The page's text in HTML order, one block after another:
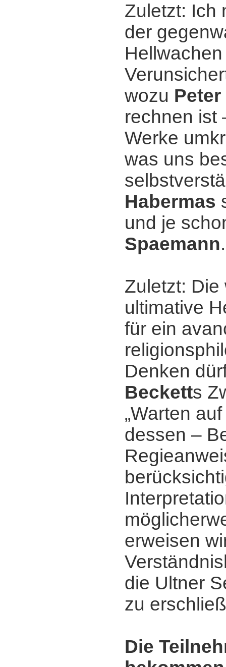
Zuletzt: Ich
der
wozu
rechnen ist
Werke
was uns
Habermas
und je
Spaemann.
Zuletzt: Die
ultimative
für ein
Denken
Becketts
„Warten
dessen ‒
erweisen
die Ultner
zu
Die